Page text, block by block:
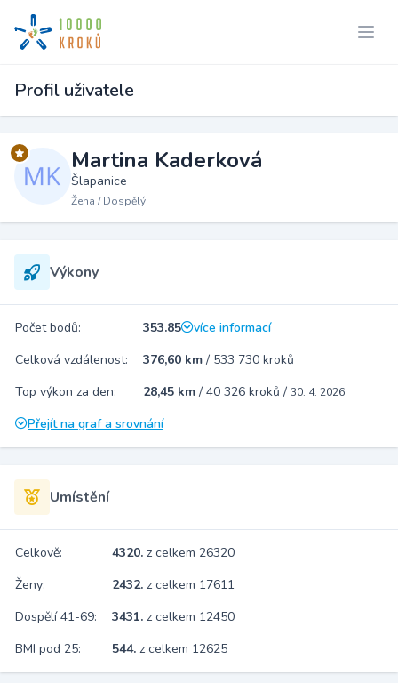
Profil uživatele
Martina Kaderková
Šlapanice
Žena / Dospělý
Výkony
Počet bodů: 353.85
více informací
Celková vzdálenost:
376,60 km / 533 730 kroků
Top výkon za den:
28,45 km / 40 326 kroků / 30. 4. 2026
Přejít na graf a srovnání
Umístění
Celkově: 4320. z celkem 26320
Ženy:
2432. z celkem 17611
Dospělí 41-69:
3431. z celkem 12450
BMI pod 25:
544. z celkem 12625